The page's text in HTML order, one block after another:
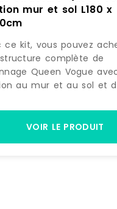
mur et sol L180 x
ce kit, vous pouvez
complète de
Queen Vogue
au mur et au sol et
prête à être
de 4 étagères et de
cette structure
VOIR LE PRODUIT